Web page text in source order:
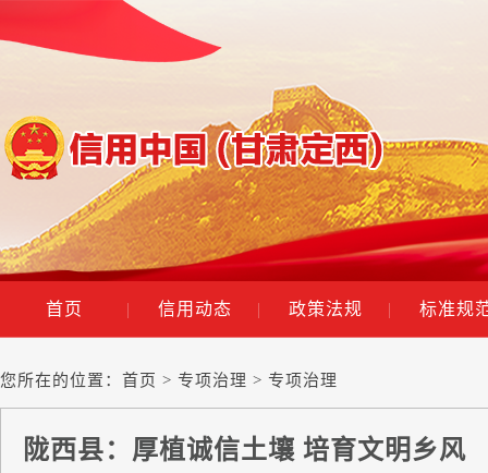
首页 | 信用动态 | 政策法规 | 标准规
您所在的位置： 首页 > 专项治理 > 专项治理
陇西县：厚植诚信土壤 培育文明乡风